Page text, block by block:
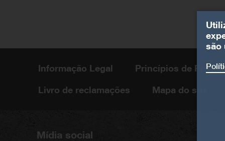
Informação Legal Princípios de
Livro de reclamações Mapa do site
Mídia social
são